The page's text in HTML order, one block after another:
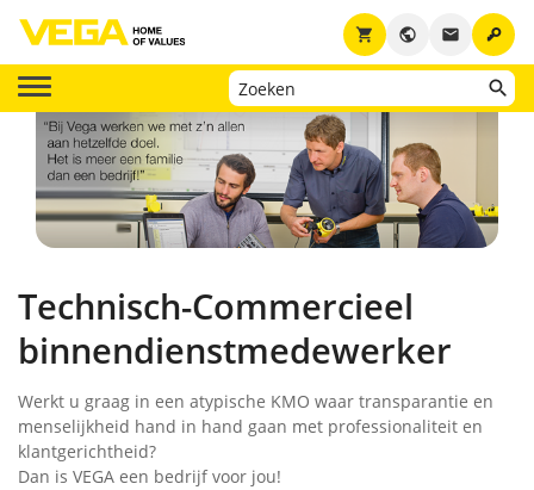
key
email
public
shopping_cart
Technisch-Commercieel
binnendienstmedewerker
Werkt u graag in een atypische KMO waar transparantie en
menselijkheid hand in hand gaan met professionaliteit en
klantgerichtheid?
Dan is VEGA een bedrijf voor jou!